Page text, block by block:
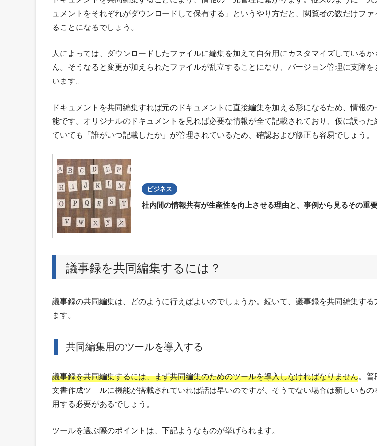
ュメントをそれぞれがダウンロードして保有する」というやり方だと、閲覧者の数だけファ
ることになるでしょう。
人によっては、ダウンロードしたファイルに編集を加えて自分用にカスタマイズしているか
ん。そうなると変更が加えられたファイルが乱立することになり、バージョン管理に支障を
います。
ドキュメントを共同編集すれば元のドキュメントに直接編集を加える形になるため、情報
能です。オリジナルのドキュメントを見れば必要な情報が全て記載されており、仮に誤った
ていても「誰がいつ記載したか」が管理されているため、確認および修正も容易でしょう。
ビジネス
社内間の情報共有が生産性を向上させる理由と、事例から見るその重
議事録を共同編集するには？
議事録の共同編集は、どのように行えばよいのでしょうか。続いて、議事録を共同編集する
ます。
共同編集用のツールを導入する
議事録を共同編集するには、まず共同編集のためのツールを導入しなければなりません。普
文書作成ツールに機能が搭載されていれば話は早いのですが、そうでない場合は新しいもの
用する必要があるでしょう。
ツールを選ぶ際のポイントは、下記ようなものが挙げられます。